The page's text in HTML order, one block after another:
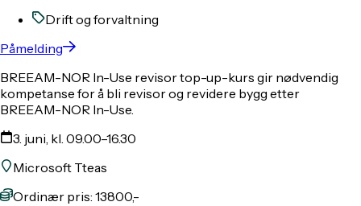
Drift og forvaltning
Påmelding
BREEAM-NOR In-Use revisor top-up-kurs gir nødvendig
kompetanse for å bli revisor og revidere bygg etter
BREEAM-NOR In-Use.
3. juni, kl. 09.00–16.30
Microsoft Tteas
Ordinær pris: 13800,-